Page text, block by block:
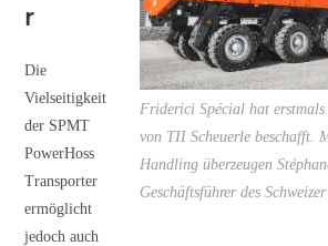
Friderici Spécial hat
von TII Scheuerle beschafft.
Handling überzeugen
Geschäftsführer des
r
Die
Vielseitigkeit
der SPMT
PowerHoss
Transporter
ermöglicht
jedoch auch